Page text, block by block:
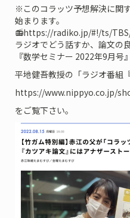
※このコラッツ予想解決に関
始まります。
📻https://radiko.jp/#!/ts/
ラジオでどう話すか、論文の
『数学セミナー 2022年9月
平地健吾教授の「ラジオ番組
https://www.nippyo.co.jp/
をご覧下さい。